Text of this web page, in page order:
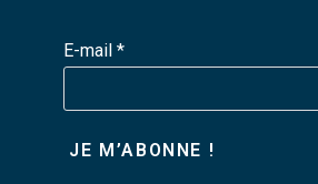
E-mail*